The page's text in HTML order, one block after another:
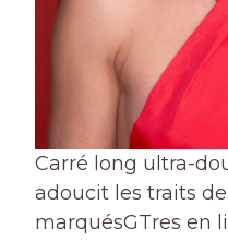
Carré long ultra-
adoucit les traits
marquésGTres en